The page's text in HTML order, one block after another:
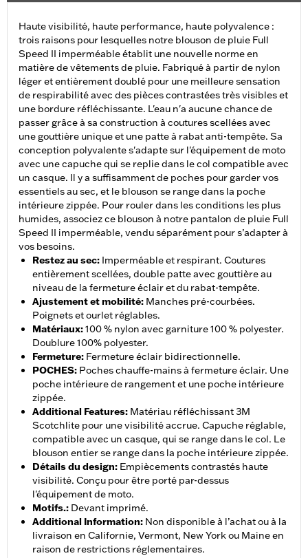
Haute visibilité, haute performance, haute polyvalence :
trois raisons pour lesquelles notre blouson de pluie Full
Speed II imperméable établit une nouvelle norme en
matière de vêtements de pluie. Fabriqué à partir de nylon
léger et entièrement doublé pour une meilleure sensation
de respirabilité avec des pièces contrastées très visibles et
une bordure réfléchissante. L'eau n'a aucune chance de
passer grâce à sa construction à coutures scellées avec
une gouttière unique et une patte à rabat anti-tempête. Sa
conception polyvalente s'adapte sur l'équipement de moto
avec une capuche qui se replie dans le col compatible avec
un casque. Il y a suffisamment de poches pour garder vos
essentiels au sec, et le blouson se range dans la poche
intérieure zippée. Pour rouler dans les conditions les plus
humides, associez ce blouson à notre pantalon de pluie Full
Speed II imperméable, vendu séparément pour s’adapter à
vos besoins.
Restez au sec: Imperméable et respirant. Coutures
entièrement scellées, double patte avec gouttière au
niveau de la fermeture éclair et du rabat-tempête.
Ajustement et mobilité: Manches pré-courbées.
Poignets et ourlet réglables.
Matériaux:100 % nylon avec garniture 100 % polyester.
Doublure 100% polyester.
Fermeture: Fermeture éclair bidirectionnelle.
POCHES: Poches chauffe-mains à fermeture éclair. Une
poche intérieure de rangement et une poche intérieure
zippée.
Additional Features: Matériau réfléchissant 3M
Scotchlite pour une visibilité accrue. Capuche réglable,
compatible avec un casque, qui se range dans le col. Le
blouson entier se range dans la poche intérieure zippée.
Détails du design: Empiècements contrastés haute
visibilité. Conçu pour être porté par-dessus
l'équipement de moto.
Motifs.: Devant imprimé.
Additional Information: Non disponible à l’achat ou à la
livraison en Californie, Vermont, New York ou Maine en
raison de restrictions réglementaires.